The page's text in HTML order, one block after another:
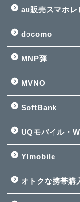
au販売スマホレ
docomo
MNP弾
MVNO
SoftBank
UQモバイル・
Y!mobile
オトクな携帯購